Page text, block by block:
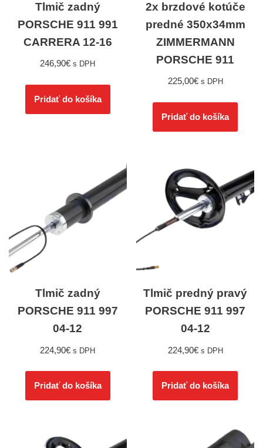
Tlmič zadný
PORSCHE 911 991
CARRERA 12-16
246,90€ s DPH
Pridať do košíka
2x brzdové kotúče
predné 350x34mm
ZIMMERMANN
PORSCHE 911
225,00€ s DPH
Pridať do košíka
Tlmič zadný
PORSCHE 911 997
04-12
224,90€ s DPH
Pridať do košíka
Tlmič predný pravý
PORSCHE 911 997
04-12
224,90€ s DPH
Pridať do košíka